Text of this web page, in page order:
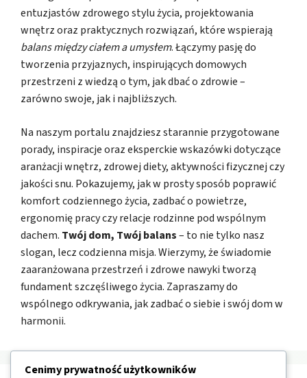
entuzjastów zdrowego stylu życia, projektowania
wnętrz oraz praktycznych rozwiązań, które wspierają
balans między ciałem a umysłem. Łączymy pasję do
tworzenia przyjaznych, inspirujących domowych
przestrzeni z wiedzą o tym, jak dbać o zdrowie –
zarówno swoje, jak i najbliższych.
Na naszym portalu znajdziesz starannie przygotowane
porady, inspiracje oraz eksperckie wskazówki dotyczące
aranżacji wnętrz, zdrowej diety, aktywności fizycznej czy
jakości snu. Pokazujemy, jak w prosty sposób poprawić
komfort codziennego życia, zadbać o powietrze,
ergonomię pracy czy relacje rodzinne pod wspólnym
dachem. Twój dom, Twój balans– to nie tylko nasz
slogan, lecz codzienna misja. Wierzymy, że świadomie
zaaranżowana przestrzeń i zdrowe nawyki tworzą
fundament szczęśliwego życia. Zapraszamy do
wspólnego odkrywania, jak zadbać o siebie i swój dom w
harmonii.
Cenimy prywatność użytkowników